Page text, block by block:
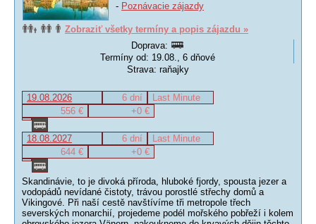
- Poznávacie zájazdy
Zobraziť všetky termíny a popis zájazdu »
Doprava:
Termíny od: 19.08., 6 dňové
Strava: raňajky
19.08.2026 6 dní
Last Minute
556 €
+0 €
18.08.2027 6 dní
Last Minute
644 €
+0 €
Skandinávie, to je divoká příroda, hluboké fjordy, spousta jezer a
vodopádů nevídané čistoty, trávou porostlé střechy domů a
Vikingové. Při naší cestě navštívíme tři metropole třech
severských monarchií, projedeme podél mořského pobřeží i kolem